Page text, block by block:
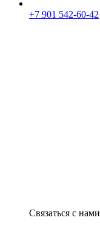
+7 901 542-60-42
Связаться с нами